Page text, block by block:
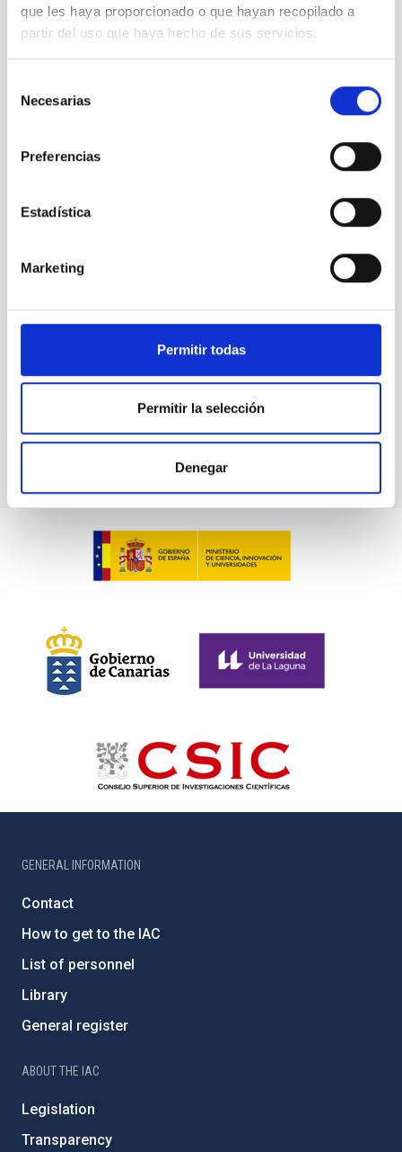
que les haya proporcionado o que hayan recopilado a
partir del uso que haya hecho de sus servicios.
Necesarias
Preferencias
Estadística
Marketing
Permitir todas
Permitir la selección
Denegar
AEACI 2022
GENERAL INFORMATION
Contact
How to get to the IAC
List of personnel
Library
General register
ABOUT THE IAC
Legislation
Transparency